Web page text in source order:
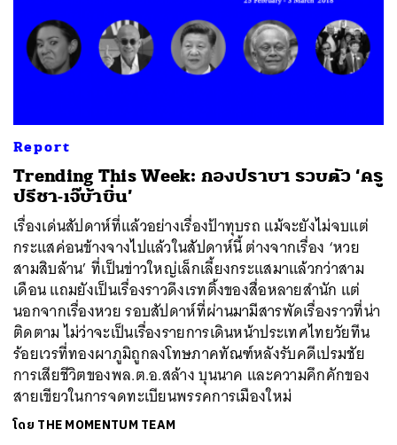
Report
Trending This Week: กองปราบฯ รวบตัว ‘ครู
ปรีชา-เจ๊บ้าบิ่น’
เรื่องเด่นสัปดาห์ที่แล้วอย่างเรื่องป้าทุบรถ แม้จะยังไม่จบแต่
กระแสค่อนข้างจางไปแล้วในสัปดาห์นี้ ต่างจากเรื่อง ‘หวย
สามสิบล้าน’ ที่เป็นข่าวใหญ่เล็กเลี้ยงกระแสมาแล้วกว่าสาม
เดือน แถมยังเป็นเรื่องราวดึงเรทติ้งของสื่อหลายสำนัก แต่
นอกจากเรื่องหวย รอบสัปดาห์ที่ผ่านมามีสารพัดเรื่องราวที่น่า
ติดตาม ไม่ว่าจะเป็นเรื่องรายการเดินหน้าประเทศไทยวัยทีน
ร้อยเวรที่ทองผาภูมิถูกลงโทษภาคทัณฑ์หลังรับคดีเปรมชัย
การเสียชีวิตของพล.ต.อ.สล้าง บุนนาค และความคึกคักของ
สายเขียวในการจดทะเบียนพรรคการเมืองใหม่
โดย THE MOMENTUM TEAM
SHARE TWEET LINE EMAIL